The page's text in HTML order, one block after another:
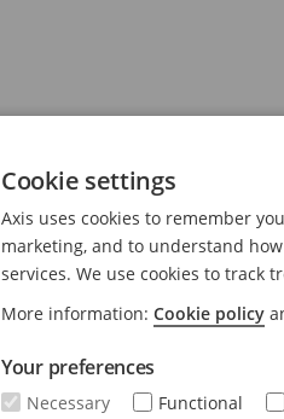
Cookie settings
Axis uses cookies to remember
marketing, and to understand
services. We use cookies to track
More information: Cookie policy
Your preferences
Necessary Functional